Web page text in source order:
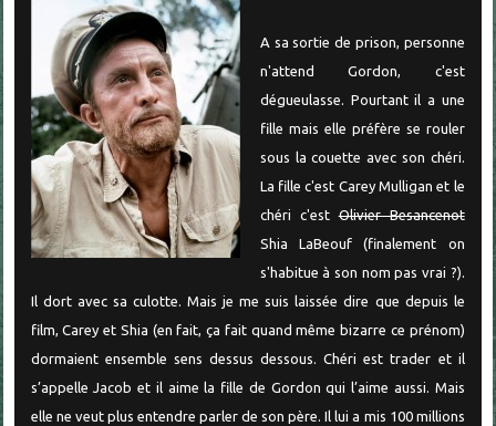
A sa sortie de prison, personne
n'attend Gordon, c'est
dégueulasse. Pourtant il a une
fille mais elle préfère se rouler
sous la couette avec son chéri.
La fille c'est Carey Mulligan et le
chéri c'estOlivier Besancenot
Shia LaBeouf (finalement on
s'habitue à son nom pas vrai ?).
Il dort avec sa culotte. Mais je me suis laissée dire que depuis le
film, Carey et Shia (en fait, ça fait quand même bizarre ce prénom)
dormaient ensemble sens dessus dessous. Chéri est trader et il
s’appelle Jacob et il aime la fille de Gordon qui l’aime aussi. Mais
elle ne veut plus entendre parler de son père. Il lui a mis 100 millions